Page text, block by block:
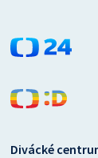
Divácké